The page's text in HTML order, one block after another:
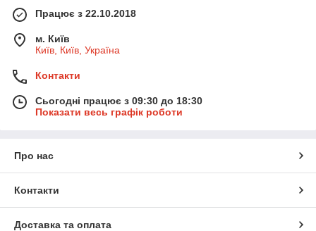
Працює з 22.10.2018
м. Київ
Київ, Київ, Україна
Контакти
Сьогодні працює з 09:30 до 18:30
Показати весь графік роботи
Про нас
Контакти
Доставка та оплата